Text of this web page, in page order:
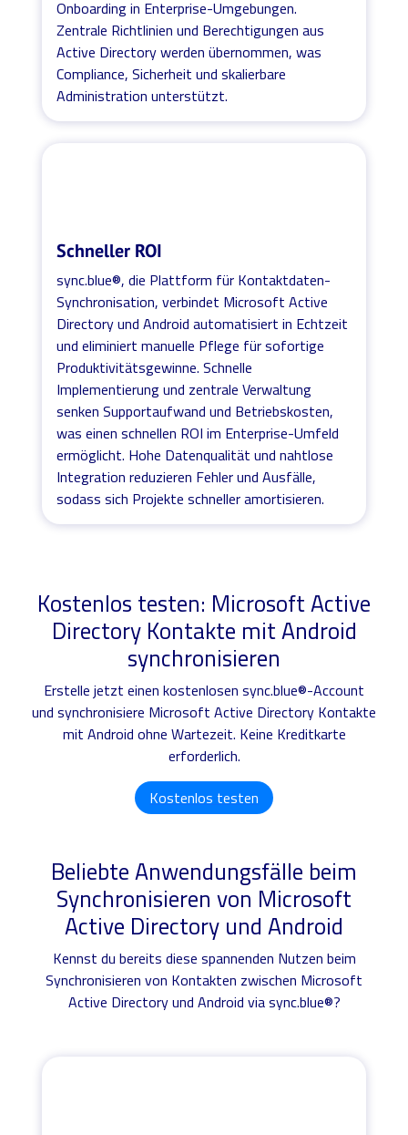
Onboarding in Enterprise-Umgebungen.
Zentrale Richtlinien und Berechtigungen aus
Active Directory werden übernommen, was
Compliance, Sicherheit und skalierbare
Administration unterstützt.
Schneller ROI
sync.blue®, die Plattform für Kontaktdaten-
Synchronisation, verbindet Microsoft Active
Directory und Android automatisiert in Echtzeit
und eliminiert manuelle Pflege für sofortige
Produktivitätsgewinne. Schnelle
Implementierung und zentrale Verwaltung
senken Supportaufwand und Betriebskosten,
was einen schnellen ROI im Enterprise-Umfeld
ermöglicht. Hohe Datenqualität und nahtlose
Integration reduzieren Fehler und Ausfälle,
sodass sich Projekte schneller amortisieren.
Kostenlos testen: Microsoft Active
Directory Kontakte mit Android
synchronisieren
Erstelle jetzt einen kostenlosen sync.blue®-Account
und synchronisiere Microsoft Active Directory Kontakte
mit Android ohne Wartezeit. Keine Kreditkarte
erforderlich.
Kostenlos testen
Beliebte Anwendungsfälle beim
Synchronisieren von Microsoft
Active Directory und Android
Kennst du bereits diese spannenden Nutzen beim
Synchronisieren von Kontakten zwischen Microsoft
Active Directory und Android via sync.blue®?